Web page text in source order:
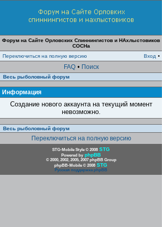
Форум на Сайте Орловских Спиннингистов и НАхлыстовиков
СОСНа
Переключиться на полную версию
Вход •
FAQ • Поиск
Весь рыболовный форум
Информация
Создание нового аккаунта на текущий момент
невозможно.
Весь рыболовный форум
Переключиться на полную версию
STG-Mobile Style © 2008 STG
Powered by phpBB
© 2000, 2002, 2005, 2007 phpBB Group
phpBB-Mobile © 2008 STG
Русская поддержка phpBB